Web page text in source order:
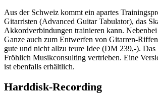
Aus der Schweiz kommt ein apartes
Gitarristen (Advanced Guitar Tabulator), das
Akkordverbindungen trainieren kann. Nebenbei
Ganze auch zum Entwerfen von Gitarren-
gute und nicht allzu teure Idee (DM 239,-).
Fröhlich Musikconsulting vertrieben. Eine
ist ebenfalls erhältlich.
Harddisk-Recording